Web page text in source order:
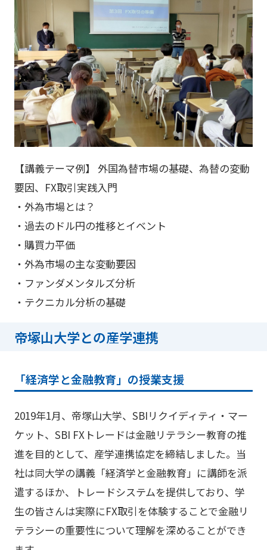
【講義テーマ例】 外国為替市場の基礎、為替の変動
要因、FX取引実践入門
・外為市場とは？
・過去のドル円の推移とイベント
・購買力平価
・外為市場の主な変動要因
・ファンダメンタルズ分析
・テクニカル分析の基礎
帝塚山大学との産学連携
「経済学と金融教育」の授業支援
2019年1月、帝塚山大学、SBIリクイディティ・マー
ケット、SBI FXトレードは金融リテラシー教育の推
進を目的として、産学連携協定を締結しました。当
社は同大学の講義「経済学と金融教育」に講師を派
遣するほか、トレードシステムを提供しており、学
生の皆さんは実際にFX取引を体験することで金融リ
テラシーの重要性について理解を深めることができ